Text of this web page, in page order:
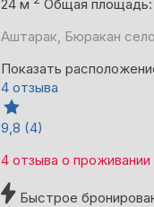
24 м Общая
Аштарак, Бюракан
Показать
4 отзыва
9,8 (4)
4 отзыва о
Быстрое